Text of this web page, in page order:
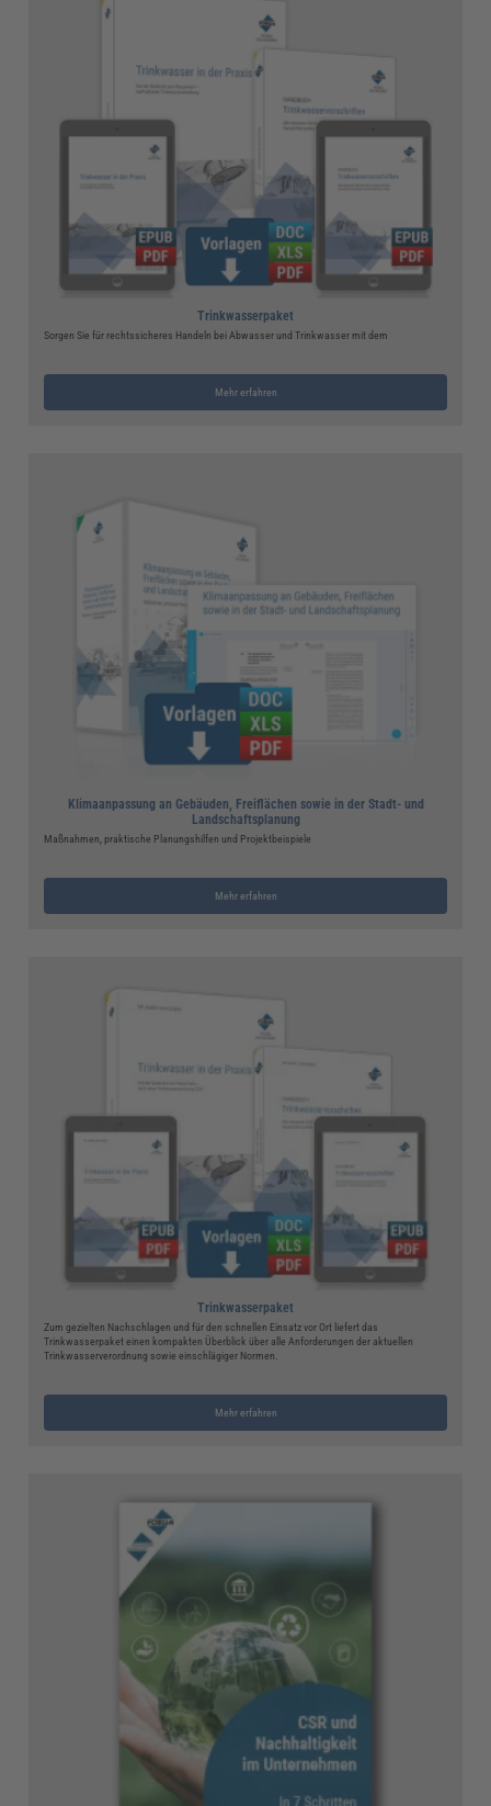
Trinkwasserpaket
Sorgen Sie für rechtssicheres Handeln bei Abwasser und Trinkwasser mit dem
Mehr erfahren
Klimaanpassung an Gebäuden, Freiflächen sowie in der Stadt- und
Landschaftsplanung
Maßnahmen, praktische Planungshilfen und Projektbeispiele
Mehr erfahren
Trinkwasserpaket
Zum gezielten Nachschlagen und für den schnellen Einsatz vor Ort liefert das
Trinkwasserpaket einen kompakten Überblick über alle Anforderungen der aktuellen
Trinkwasserverordnung sowie einschlägiger Normen.
Mehr erfahren